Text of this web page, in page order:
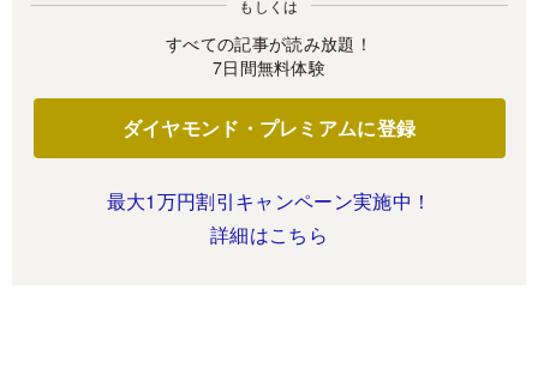
もしくは
すべての記事が読み放題！
7日間無料体験
ダイヤモンド・プレミアムに登録
最大1万円割引キャンペーン実施中！
詳細はこちら